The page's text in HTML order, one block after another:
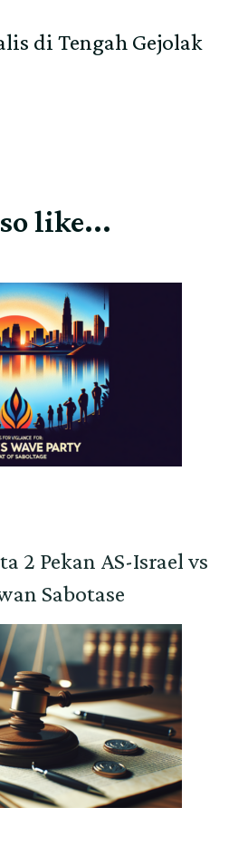
di Tengah Gejolak
like...
2 Pekan AS-Israel vs
Sabotase